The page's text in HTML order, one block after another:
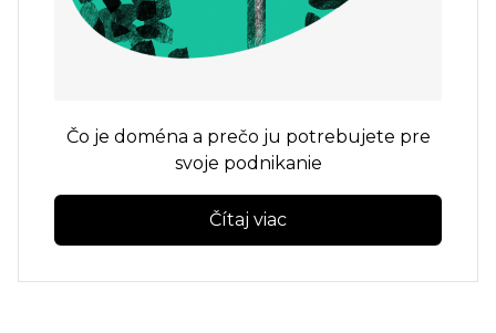
Čo je doména a prečo ju potrebujete pre
svoje podnikanie
Čítaj viac